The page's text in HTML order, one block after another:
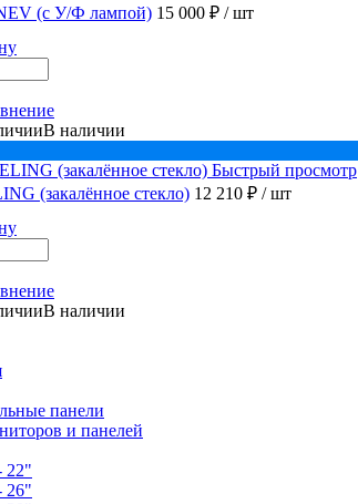
(с У/Ф лампой) 15 000 ₽ / шт
В наличии
Быстрый просмотр
(закалённое стекло) 12 210 ₽ / шт
В наличии
панели
и панелей
22"
26"